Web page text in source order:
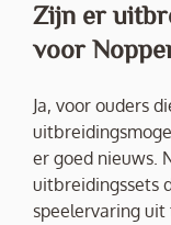
Zijn er
voor
Ja, voor ouders
er goed nieuws.
uitbreidingssets
speelervaring